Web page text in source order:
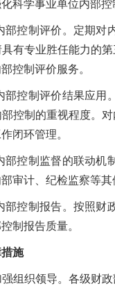
学事业单位内部控
控制评价。定期对内
有专业胜任能力的
控制评价服务。
控制评价结果应用。
控制的重视程度。
闭环管理。
控制监督的联动机制
审计、纪检监察等
控制报告。按照财政
制报告质量。
施
织领导。各级财政